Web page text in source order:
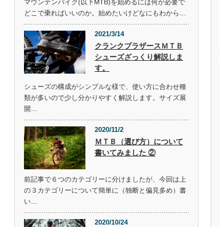
マウンテンバイク(以下MTB)を始めるには何が必要で
どこで乗ればいいのか。始めたいけどなにもわから…
2021/3/14
クランクブラザースＭＴＢ
シューズざっくり解説しま
す。
シューズの構成がシンプルな様で、使い方に合わせ種
類が多いので少し分かりやすく解説します。サイズ展
開…
2020/11/2
ＭＴＢ（選び方）について
書いてみました ②
前記事で６つのカテゴリーに分けましたが、今回は上
の３カテゴリーについて簡単に（独断と偏見多め）書
い…
2020/10/24